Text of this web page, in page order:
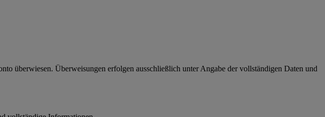
überwiesen. Überweisungen erfolgen ausschließlich unter Angabe der vollständigen Daten und